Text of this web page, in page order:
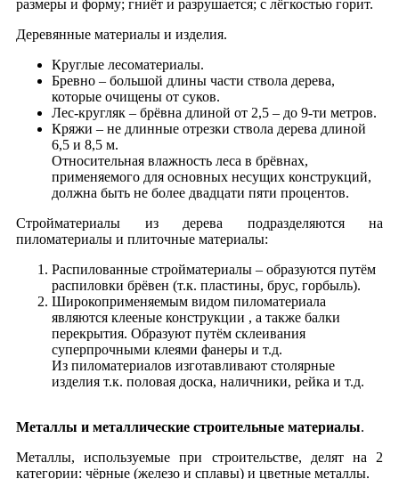
размеры и форму; гниёт и разрушается; с лёгкостью горит.
Деревянные материалы и изделия.
Круглые лесоматериалы.
Бревно – большой длины части ствола дерева,
которые очищены от суков.
Лес-кругляк – брёвна длиной от 2,5 – до 9-ти метров.
Кряжи – не длинные отрезки ствола дерева длиной
6,5 и 8,5 м.
Относительная влажность леса в брёвнах,
применяемого для основных несущих конструкций,
должна быть не более двадцати пяти процентов.
Стройматериалы из дерева подразделяются на
пиломатериалы и плиточные материалы:
Распилованные стройматериалы – образуются путём
распиловки брёвен (т.к. пластины, брус, горбыль).
Широкоприменяемым видом пиломатериала
являются клееные конструкции , а также балки
перекрытия. Образуют путём склеивания
суперпрочными клеями фанеры и т.д.
Из пиломатериалов изготавливают столярные
изделия т.к. половая доска, наличники, рейка и т.д.
Металлы и металлические строительные материалы.
Металлы, используемые при строительстве, делят на 2
категории: чёрные (железо и сплавы) и цветные металлы.